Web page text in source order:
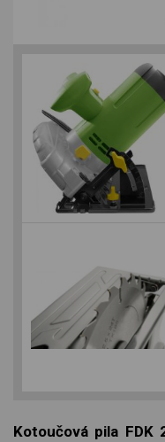
Kotoučová pila FDK